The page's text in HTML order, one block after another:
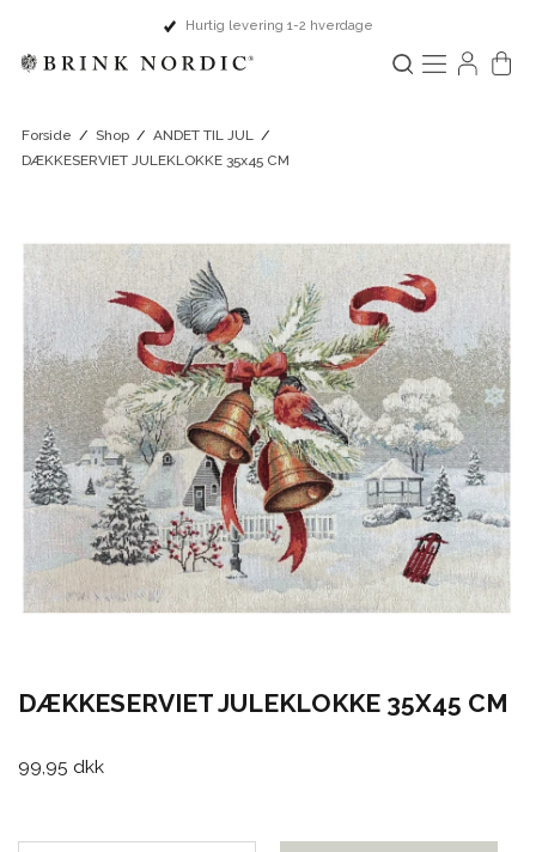
Hurtig levering 1-2 hverdage
Forside / Shop / ANDET TIL JUL /
DÆKKESERVIET JULEKLOKKE 35x45 CM
DÆKKESERVIET JULEKLOKKE 35X45 CM
99,95 dkk